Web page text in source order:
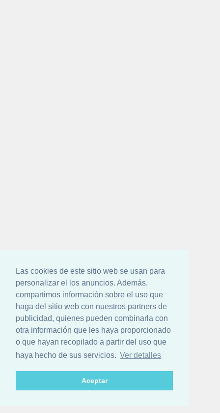
Las cookies de este sitio web se usan para
personalizar el los anuncios. Además,
compartimos información sobre el uso que
haga del sitio web con nuestros partners de
publicidad, quienes pueden combinarla con
otra información que les haya proporcionado
o que hayan recopilado a partir del uso que
haya hecho de sus servicios. Ver detalles
Aceptar